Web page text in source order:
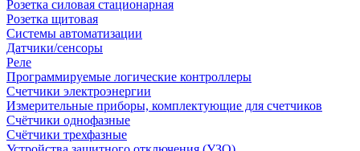
Розетка силовая стационарная
Розетка щитовая
Системы автоматизации
Датчики/сенсоры
Реле
Программируемые логические контроллеры
Счетчики электроэнергии
Измерительные приборы, комплектующие для счетчиков
Счётчики однофазные
Счётчики трехфазные